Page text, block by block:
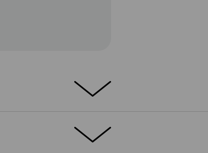
cotton är det perfekta valet för